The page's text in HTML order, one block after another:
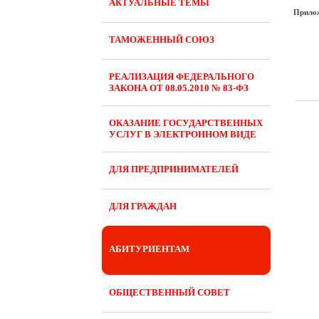
АКТУАЛЬНЫЕ ТЕМЫ
ТАМОЖЕННЫЙ СОЮЗ
РЕАЛИЗАЦИЯ ФЕДЕРАЛЬНОГО
ЗАКОНА ОТ 08.05.2010 № 83-ФЗ
ОКАЗАНИЕ ГОСУДАРСТВЕННЫХ
УСЛУГ В ЭЛЕКТРОННОМ ВИДЕ
ДЛЯ ПРЕДПРИНИМАТЕЛЕЙ
ДЛЯ ГРАЖДАН
АБИТУРИЕНТАМ
ОБЩЕСТВЕННЫЙ СОВЕТ